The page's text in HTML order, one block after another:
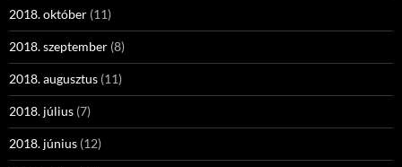
2018. október (11)
2018. szeptember (8)
2018. augusztus (11)
2018. július (7)
2018. június (12)